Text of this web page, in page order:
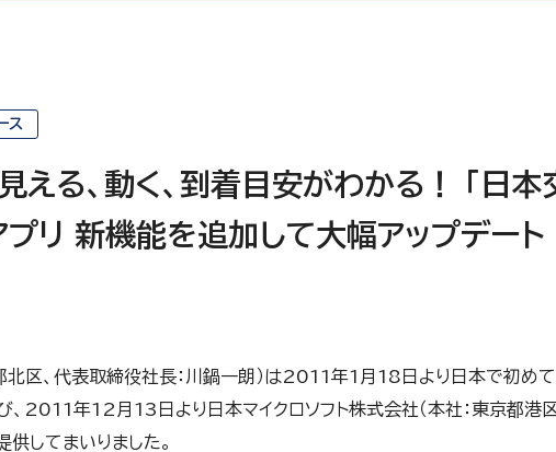
ス
える、動く、到着目安がわかる！ 「日本
プリ 新機能を追加して大幅アップデート
北区、代表取締役社長：川鍋一朗）は2011年1月18日より日本で初め
び、2011年12月13日より日本マイクロソフト株式会社（本社：東京都港
供してまいりました。